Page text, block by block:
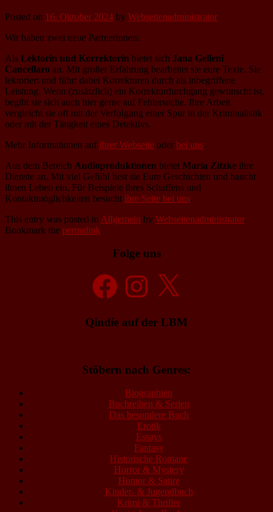
Posted on 16. Oktober 2024 by Webseitenadministrator
Wir haben zwei neue Partnerinnen:
Als Lektorin und Korrektorin bietet sich Jana Gelleni
Cancellaro an. Mit großer Erfahrung bearbeitet sie eure Texte. Sie
lektoriert und führt dabei Korrekturen durch als inbegriffene
Leistung. Wenn (zusätzlich) ein Korrekturdurchgang gewünscht ist,
begibt sie sich auch hier gerne auf Fehlersuche. Ihre Arbeit
vergleicht sie oft mit der Verfolgung einer Spur in der Kriminalistik
oder mit der Tätigkeit eines Detektivs.
Mehr Informationen auf ihrer Webseite oder bei uns.
Aus dem Bereich Audioproduktionen bietet Maria Zitzke ihre
Dienste an. Mit viel Gefühl liest sie Eure Geschichten und haucht
ihnen Leben ein. Für Beispiele ihres Schaffens und
Kontaktmöglichkeiten besucht ihre Seite bei uns.
This entry was posted in Allgemein by Webseitenadministrator.
Bookmark the permalink.
Folge uns
FacebookInstagramX
Qindie auf der LBM
Stöbern nach Genres:
Biographien
Buchreihen & Serien
Das besondere Buch
Erotik
Essays
Fantasy
Historische Romane
Horror & Mystery
Humor & Satire
Kinder- & Jugendbuch
Krimi & Thriller